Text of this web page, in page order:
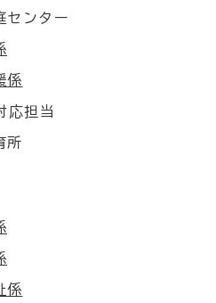
センター
係
応担当
所
係